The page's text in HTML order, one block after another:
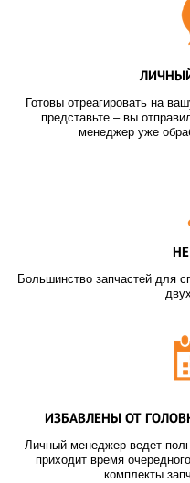
Готовы отреагировать на
представьте – вы
менеджер уже
Большинство запчастей для
ИЗБАВЛЕНЫ ОТ
Личный менеджер ведет
приходит время
комплекты